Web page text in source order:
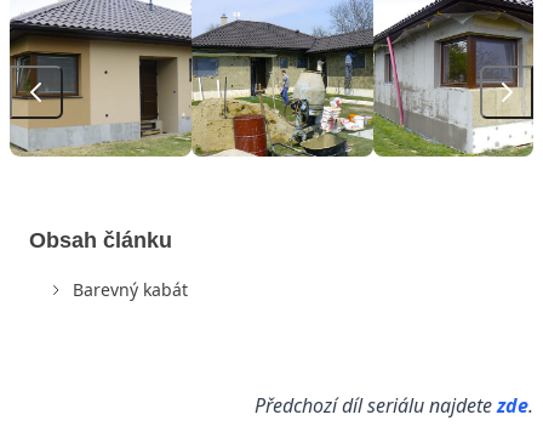
Obsah článku
Barevný kabát
Předchozí díl seriálu najdetezde.